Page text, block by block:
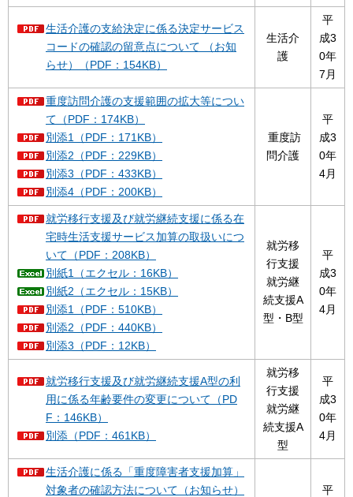
生活介護の支給決定に係る決定サービス
コードの確認の留意点について （お知
らせ）（PDF：154KB）
生活介
護
平
成3
0年
7月
重度訪問介護の支援範囲の拡大等につい
て（PDF：174KB）
別添1（PDF：171KB）
別添2（PDF：229KB）
別添3（PDF：433KB）
別添4（PDF：200KB）
重度訪
問介護
平
成3
0年
4月
就労移行支援及び就労継続支援に係る在
宅時生活支援サービス加算の取扱いにつ
いて（PDF：208KB）
別紙1（エクセル：16KB）
別紙2（エクセル：15KB）
別添1（PDF：510KB）
別添2（PDF：440KB）
別添3（PDF：12KB）
就労移
行支援
就労継
続支援A
型・B型
平
成3
0年
4月
就労移行支援及び就労継続支援A型の利
用に係る年齢要件の変更について（PD
F：146KB）
別添（PDF：461KB）
就労移
行支援
就労継
続支援A
型
平
成3
0年
4月
生活介護に係る「重度障害者支援加算」
対象者の確認方法について（お知らせ）
平